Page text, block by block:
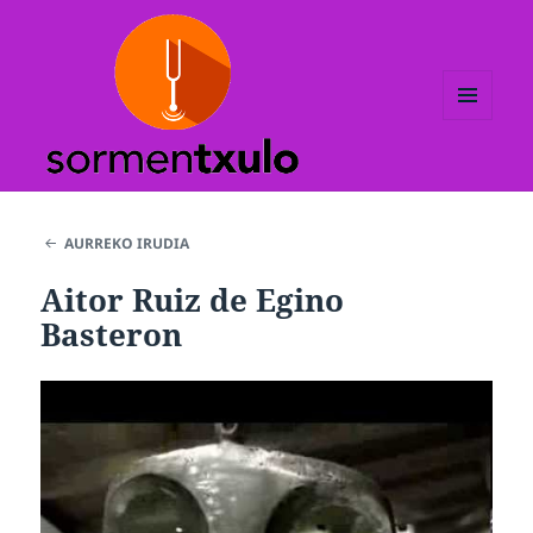
AURREKO IRUDIA
Aitor Ruiz de Egino
Basteron